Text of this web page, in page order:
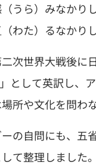
うら）みなかり
わた）るなかり
次世界大戦後に
として英訳し、
所や文化を問わ
の自問にも、五
て整理しました